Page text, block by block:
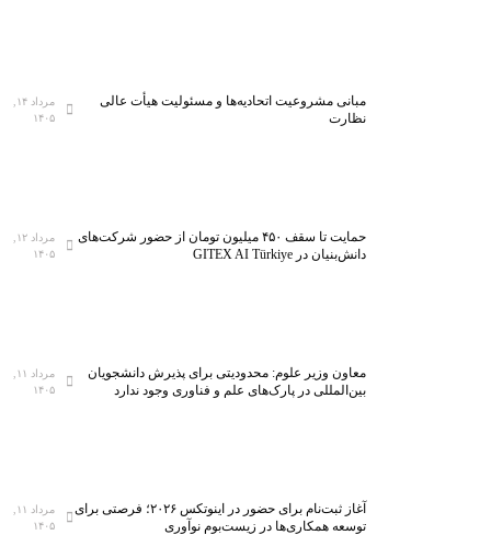
مبانی مشروعیت اتحادیه‌ها و مسئولیت هیأت عالی
نظارت
۱۴۰۵
حمایت تا سقف ۴۵۰ میلیون تومان از حضور شرکت‌های
دانش‌بنیان در GITEX AI Türkiye
۱۴۰۵
معاون وزیر علوم: محدودیتی برای پذیرش دانشجویان
بین‌المللی در پارک‌های علم و فناوری وجود ندارد
۱۴۰۵
آغاز ثبت‌نام برای حضور در اینوتکس ۲۰۲۶؛ فرصتی برای
توسعه همکاری‌ها در زیست‌بوم نوآوری
۱۴۰۵